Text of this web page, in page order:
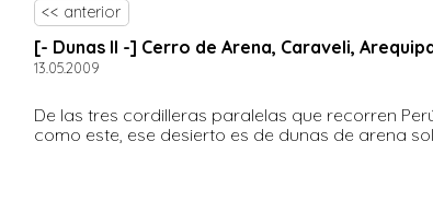
<< anterior
[- Dunas II -] Cerro de Arena, Caraveli,
13.05.2009
De las tres cordilleras paralelas que recorren
como este, ese desierto es de dunas de arena